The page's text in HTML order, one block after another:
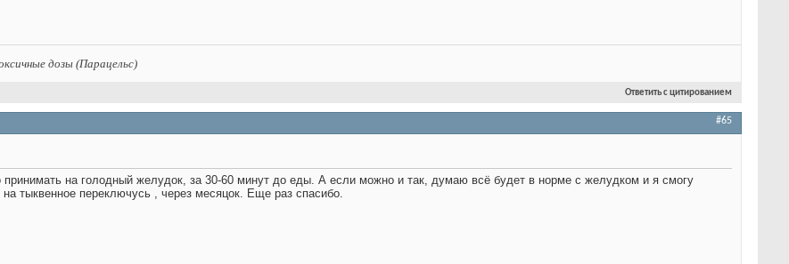
дозы (Парацельс)
Ответить с цитированием
#65
принимать на голодный желудок, за 30-60 минут до еды. А если можно и так, думаю всё будет в норме с желудком и я смогу
тыквенное переключусь , через месяцок. Еще раз спасибо.